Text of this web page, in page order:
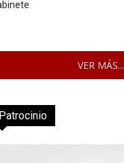
VER MÁS...